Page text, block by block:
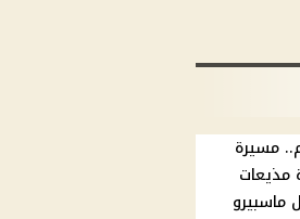
مسيرة
مذيعات
ماسبيرو